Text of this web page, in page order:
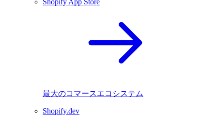
Shopify App Store
最大のコマースエコシステム
Shopify.dev